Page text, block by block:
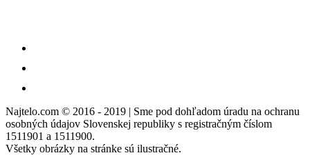
Najtelo.com © 2016 - 2019 | Sme pod dohľadom úradu na ochranu
osobných údajov Slovenskej republiky s registračným číslom
1511901 a 1511900.
Všetky obrázky na stránke sú ilustračné.